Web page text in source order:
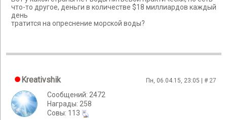
что-то другое, деньги в количестве $18 миллиардов каждый
день
тратится на опреснение морской воды?
Kreativshik Пн, 06.04.15, 23:05 | # 27
Сообщений: 2472
Награды: 258
Cовы: 113